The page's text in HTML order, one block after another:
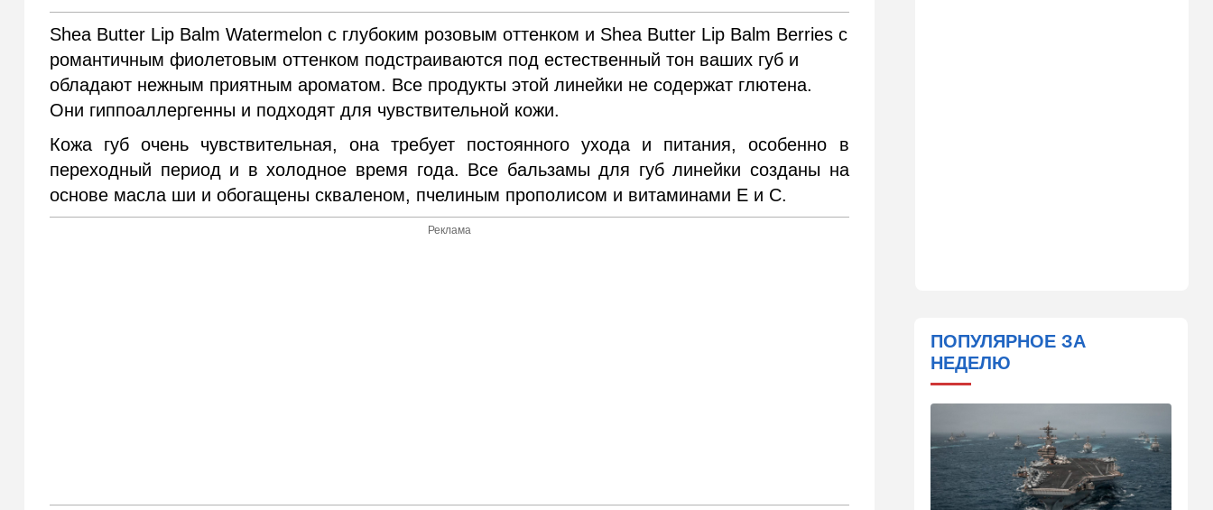
Shea Butter Lip Balm Watermelon c глубоким розовым оттенком и Shea Butter Lip Balm Berries с
романтичным фиолетовым оттенком подстраиваются под естественный тон ваших губ и
обладают нежным приятным ароматом. Все продукты этой линейки не содержат глютена.
Они гиппоаллергенны и подходят для чувствительной кожи.
Кожа губ очень чувствительная, она требует постоянного ухода и питания, особенно в
переходный период и в холодное время года. Все бальзамы для губ линейки созданы на
основе масла ши и обогащены скваленом, пчелиным прополисом и витаминами Е и С.
Реклама
Ярославле горит НПЗ,
пожары в Тверской и
Курской областях
09:15 В мире
Муравейник без самцов и
рабочих: ученые нашли
"общество одних королев"
09:02 Недвижимость
ПОПУЛЯРНОЕ ЗА
НЕДЕЛЮ